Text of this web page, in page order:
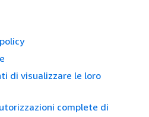
di visualizzare le loro
complete di